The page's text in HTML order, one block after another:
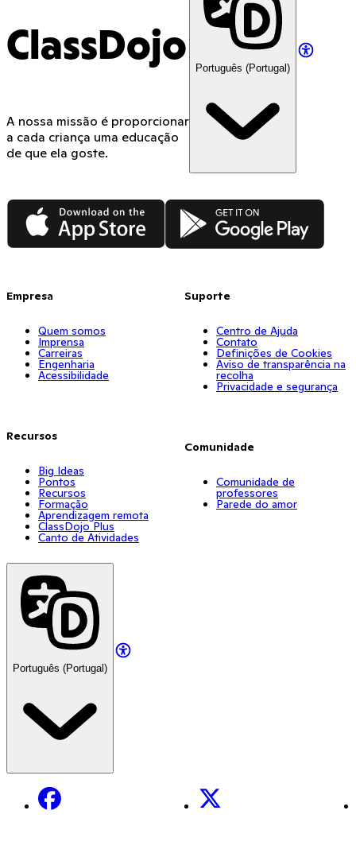
ClassDojo
A nossa missão é proporcionar
a cada criança uma educação
de que ela goste.
Português (Portugal)
App Store Google Play
Empresa
Quem somos
Imprensa
Carreiras
Engenharia
Acessibilidade
Recursos
Big Ideas
Pontos
Recursos
Formação
Aprendizagem remota
ClassDojo Plus
Canto de Atividades
Suporte
Centro de Ajuda
Contato
Definições de Cookies
Aviso de transparência na
recolha
Privacidade e segurança
Comunidade
Comunidade de
professores
Parede do amor
Português (Portugal)
Facebook X